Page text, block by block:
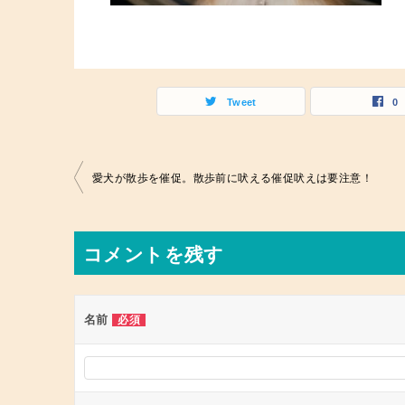
Tweet 0
投
ナ
ビ
ゲ
ー
ョ
愛犬が散歩を催促。散歩前に吠える催促吠えは要注意！
コメントを残す
名前 必須